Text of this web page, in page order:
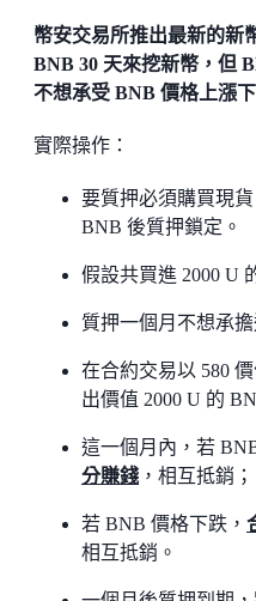
幣安交易所推出最新的新
BNB 30 天來挖新幣，但
不想承受 BNB 價格上漲
實際操作：
要質押必須購買現
BNB 後質押鎖定。
假設共買進 2000 U
質押一個月不想承
在合約交易以 580
出價值 2000 U 的
這一個月內，若
分賺錢 ，相互抵銷；
若 BNB 價格下跌，
相互抵銷。